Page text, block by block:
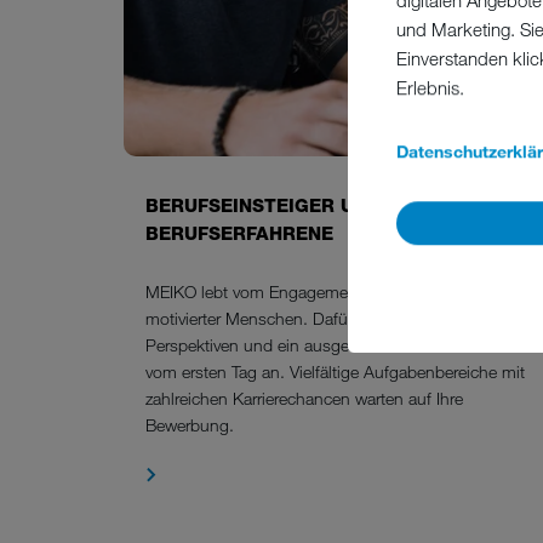
und Marketing.
Einverstanden
Erlebnis.
BERUFSEINSTEIGER UND
BERUFSERFAHRENE
MEIKO lebt vom Engagement und der Kreativität
motivierter Menschen. Dafür bieten wir exzellente
Perspektiven und ein ausgezeichnetes Miteinander
vom ersten Tag an. Vielfältige Aufgabenbereiche mit
zahlreichen Karrierechancen warten auf Ihre
Bewerbung.